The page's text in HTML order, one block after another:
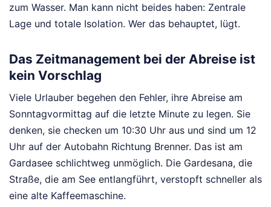
zum Wasser. Man kann nicht beides haben: Zentrale
Lage und totale Isolation. Wer das behauptet, lügt.
Das Zeitmanagement bei der Abreise ist
kein Vorschlag
Viele Urlauber begehen den Fehler, ihre Abreise am
Sonntagvormittag auf die letzte Minute zu legen. Sie
denken, sie checken um 10:30 Uhr aus und sind um 12
Uhr auf der Autobahn Richtung Brenner. Das ist am
Gardasee schlichtweg unmöglich. Die Gardesana, die
Straße, die am See entlangführt, verstopft schneller als
eine alte Kaffeemaschine.